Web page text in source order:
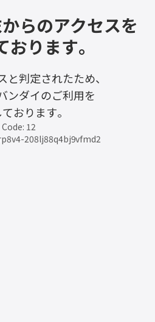
らのアクセスを
ります。
と判定されたため、
ンダイのご利用を
おります。
Code: 12
208lj88q4bj9vfmd2